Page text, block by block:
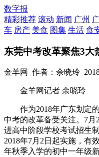
数字报
精彩推荐 滚动 新闻 广州
车 房产 美食 图集 生活 食
东莞中考改革聚焦3大
金羊网 作者：余晓玲
金羊网记者 余晓玲
作为2018年广东划定的
中考的改革备受关注。7
进高中阶段学校考试招生
2018年7月2日起实施，有
年秋季入学的初中一年级